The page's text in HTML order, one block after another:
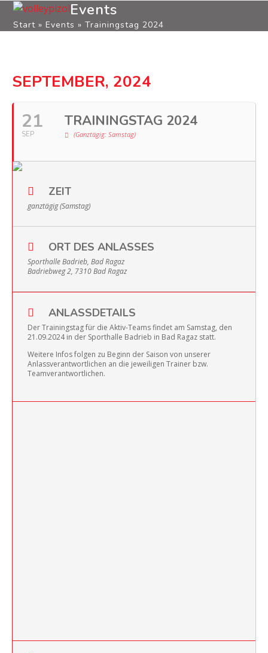
Skip
content
Open
mobile
Close
mobile
Events
Start » Events »Trainingstag 2024
SEPTEMBER, 2024
21
SEP
TRAININGSTAG 2024
(ganztägig: Samstag)
ZEIT
ganztägig (Samstag)
ORT DES ANLASSES
Sporthalle Badrieb, Bad Ragaz
Badriebweg 2, 7310 Bad Ragaz
ANLASSDETAILS
Der Trainingstag für die Aktiv-Teams findet am Samstag, den
21.09.2024 in der Sporthalle Badrieb in Bad Ragaz statt.
Weitere Infos folgen zu Beginn der Saison von unserer
Anlassverantwortlichen an die jeweiligen Trainer bzw.
Teamverantwortlichen.